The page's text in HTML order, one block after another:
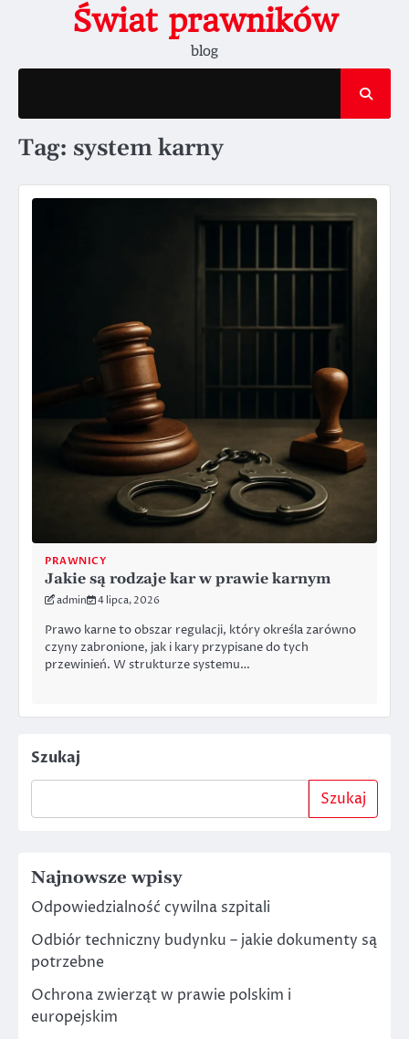
Świat prawników
blog
Tag: system karny
PRAWNICY
Jakie są rodzaje kar w prawie karnym
admin 4 lipca, 2026
Prawo karne to obszar regulacji, który określa zarówno
czyny zabronione, jak i kary przypisane do tych
przewinień. W strukturze systemu…
Szukaj
Szukaj
Najnowsze wpisy
Odpowiedzialność cywilna szpitali
Odbiór techniczny budynku – jakie dokumenty są
potrzebne
Ochrona zwierząt w prawie polskim i
europejskim